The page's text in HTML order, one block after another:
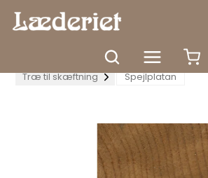
📣TILBUD - SPAR MINDST 20%.
Tilbehør
Knivproduktion
Træ til skæftning
Spejlplatan
Måske kunne
produkter
interesse?